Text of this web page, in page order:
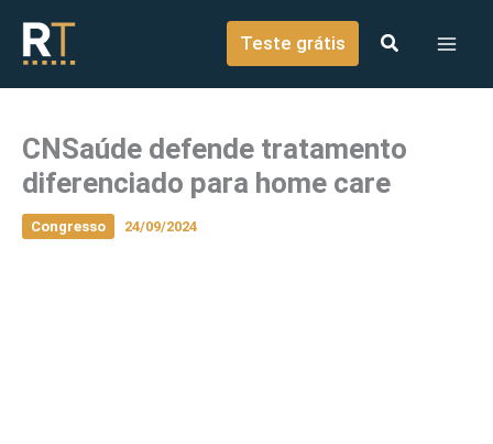
conteúdo
Teste grátis
CNSaúde defende tratamento
diferenciado para home care
Congresso 24/09/2024